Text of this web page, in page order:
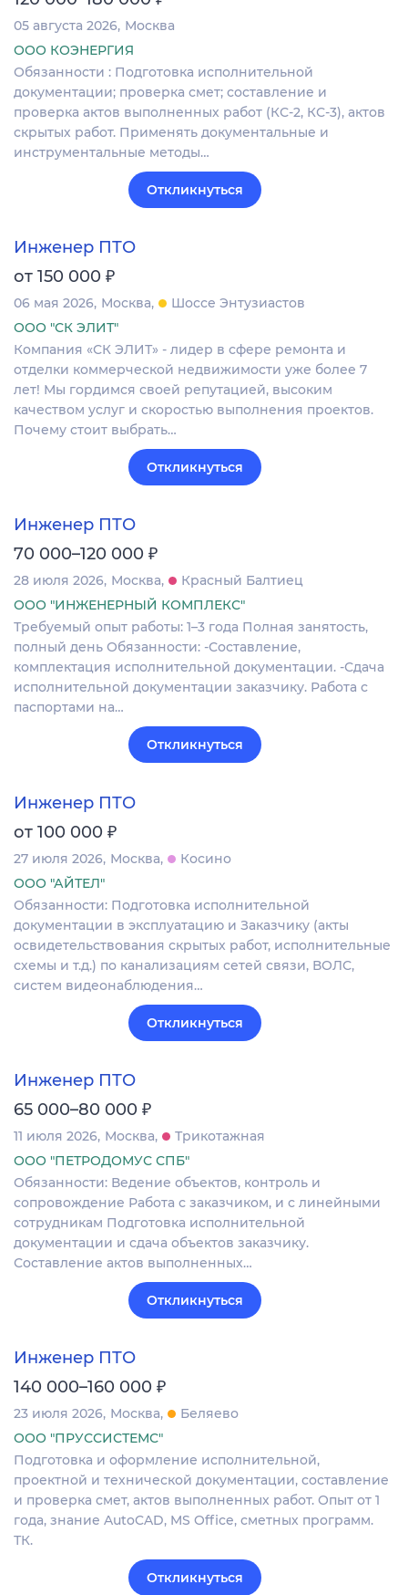
05 августа 2026 Москва
ООО КОЭНЕРГИЯ
Обязанности : Подготовка исполнительной
документации; проверка смет; составление и
проверка актов выполненных работ (КС-2, КС-3), актов
скрытых работ. Применять документальные и
инструментальные методы…
Откликнуться
Инженер ПТО
от 150 000 ₽
06 мая 2026 Москва
Шоссе Энтузиастов
ООО "СК ЭЛИТ"
Компания «СК ЭЛИТ» - лидер в сфере ремонта и
отделки коммерческой недвижимости уже более 7
лет! Мы гордимся своей репутацией, высоким
качеством услуг и скоростью выполнения проектов.
Почему стоит выбрать…
Откликнуться
Инженер ПТО
70 000–120 000 ₽
28 июля 2026 Москва
Красный Балтиец
ООО "ИНЖЕНЕРНЫЙ КОМПЛЕКС"
Требуемый опыт работы: 1–3 года Полная занятость,
полный день Обязанности: -Составление,
комплектация исполнительной документации. -Сдача
исполнительной документации заказчику. Работа с
паспортами на…
Откликнуться
Инженер ПТО
от 100 000 ₽
27 июля 2026 Москва
Косино
ООО "АЙТЕЛ"
Обязанности: Подготовка исполнительной
документации в эксплуатацию и Заказчику (акты
освидетельствования скрытых работ, исполнительные
схемы и т.д.) по канализациям сетей связи, ВОЛС,
систем видеонаблюдения…
Откликнуться
Инженер ПТО
65 000–80 000 ₽
11 июля 2026 Москва
Трикотажная
ООО "ПЕТРОДОМУС СПБ"
Обязанности: Ведение объектов, контроль и
сопровождение Работа с заказчиком, и с линейными
сотрудникам Подготовка исполнительной
документации и сдача объектов заказчику.
Составление актов выполненных…
Откликнуться
Инженер ПТО
140 000–160 000 ₽
23 июля 2026 Москва
Беляево
ООО "ПРУССИСТЕМС"
Подготовка и оформление исполнительной,
проектной и технической документации, составление
и проверка смет, актов выполненных работ. Опыт от 1
года, знание AutoCAD, MS Office, сметных программ.
ТК.
Откликнуться